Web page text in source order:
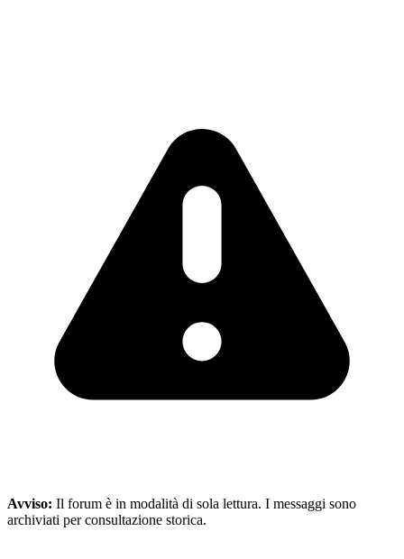
Avviso: Il forum è in modalità di sola lettura. I messaggi sono
archiviati per consultazione storica.